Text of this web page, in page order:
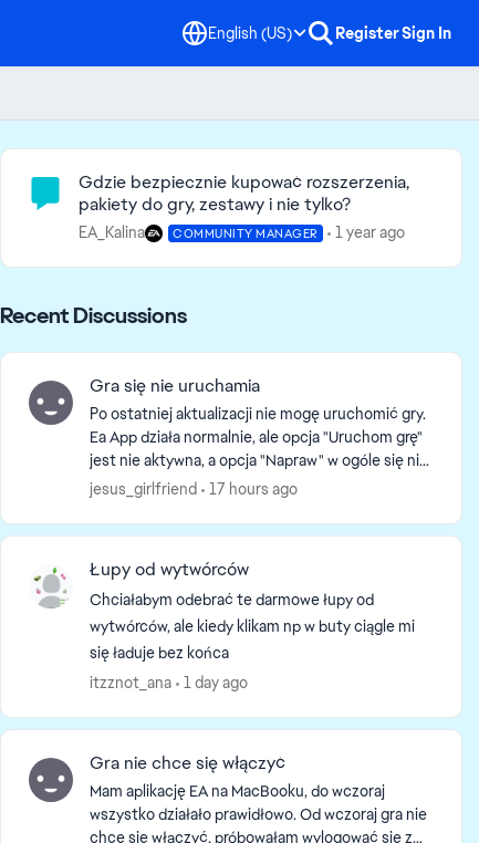
English (US) RegisterSign In
Community Highlights
Gdzie bezpiecznie kupować rozszerzenia,
pakiety do gry, zestawy i nie tylko?
EA_Kalina COMMUNITY MANAGER 1 year ago
Recent Discussions
Gra się nie uruchamia
Po ostatniej aktualizacji nie mogę uruchomić gry.
Ea App działa normalnie, ale opcja "Uruchom grę"
jest nie aktywna, a opcja "Napraw" w ogóle się nie
pojawia. Wyjęłam folder z modami, ale to nic nie ...
jesus_girlfriend 17 hours ago
Łupy od wytwórców
Chciałabym odebrać te darmowe łupy od
wytwórców, ale kiedy klikam np w buty ciągle mi
się ładuje bez końca
itzznot_ana
1 day ago
Gra nie chce się włączyć
Mam aplikację EA na MacBooku, do wczoraj
wszystko działało prawidłowo. Od wczoraj gra nie
chce się włączyć, próbowałam wylogować się z